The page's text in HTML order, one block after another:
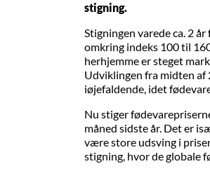
stigning.
Stigningen varede ca. 2
omkring indeks 100 til
herhjemme er steget
Udviklingen fra midten af
iøjefaldende, idet
Nu stiger
måned sidste år. Det er
være store udsving i
stigning, hvor de globale